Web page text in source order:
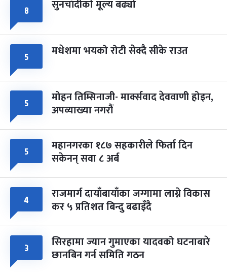
८ सुनचाँदीको मूल्य बढ्यो
५ मधेशमा भयको रोटी सेक्दै सीके राउत
५ मोहन तिम्सिनाजी- मार्क्सवाद देववाणी होइन,
अपव्याख्या नगरौं
५ महानगरका १८७ सहकारीले फिर्ता दिन
सकेनन् सवा ८ अर्ब
४ राजमार्ग दायाँबायाँका जग्गामा लाग्ने विकास
कर ५ प्रतिशत बिन्दु बढाइँदै
३ सिरहामा ज्यान गुमाएका यादवको घटनाबारे
छानबिन गर्न समिति गठन